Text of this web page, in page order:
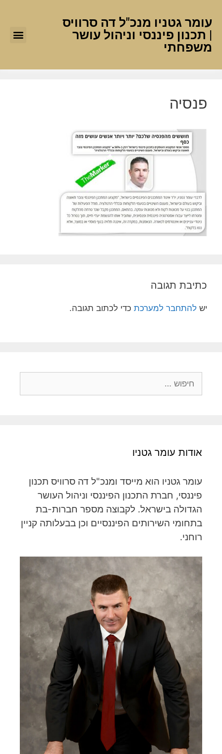
עומר גטניו מנכ"ל דה סרוויס
| תכנון פיננסי וניהול עושר
משפחתי
פנסיה
כתיבת תגובה
יש להתחבר למערכת כדי לכתוב תגובה.
אודות עומר גטניו
עומר גטניו הוא מייסד ומנכ"ל דה סרוויס תכנון
פיננסי, חברת התכנון הפיננסי וניהול העושר
הגדולה בישראל. לקבוצה מספר חברות-בת
בתחומי השירותים הפיננסיים וכן בבעלותה קניין
רוחני.